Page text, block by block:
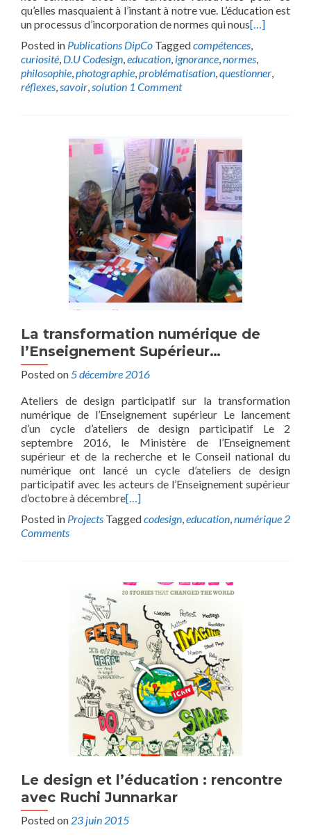
qu’elles masquaient à l’instant à notre vue. L’éducation est
un processus d’incorporation de normes qui nous[…]
Posted in Publications DipCo Taggedcompétences,
curiosité, D.U Codesign,education, ignorance,normes,
philosophie,photographie,problématisation,questionner,
réflexes,savoir,solution 1 Comment
La transformation numérique de
l’Enseignement Supérieur…
Posted on5 décembre 2016
Ateliers de design participatif sur la transformation
numérique de l’Enseignement supérieur Le lancement
d’un cycle d’ateliers de design participatif Le 2
septembre 2016, le Ministère de l’Enseignement
supérieur et de la recherche et le Conseil national du
numérique ont lancé un cycle d’ateliers de design
participatif avec les acteurs de l’Enseignement supérieur
d’octobre à décembre[…]
Posted in Projects Taggedcodesign,education,numérique 2
Comments
Le design et l’éducation : rencontre
avec Ruchi Junnarkar
Posted on 23 juin 2015